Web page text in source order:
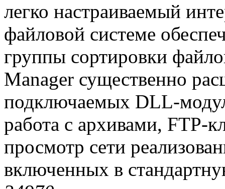
легко настраиваемый
файловой системе
группы сортировки
Manager существенно
подключаемых DLL-
работа с архивами, FTP-
просмотр сети
включенных в